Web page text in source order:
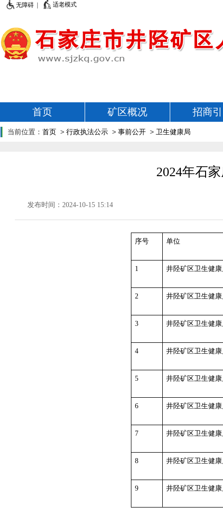
无障碍 | 适老模式
首页 矿区概况 招商
当前位置： 首页 > 行政执法公示 > 事前公开 > 卫生健康局
2024年石
发布时间：2024-10-15 15:14
序号 单位
1 井陉矿区卫生健
2 井陉矿区卫生健
3 井陉矿区卫生健
4 井陉矿区卫生健
5 井陉矿区卫生健
6 井陉矿区卫生健
7 井陉矿区卫生健
8 井陉矿区卫生健
9 井陉矿区卫生健